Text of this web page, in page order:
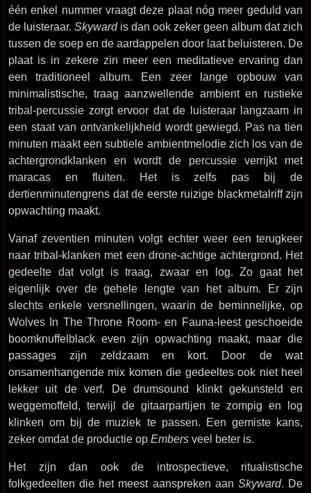
één enkel nummer vraagt deze plaat nóg meer geduld van
de luisteraar. Skywardis dan ook zeker geen album dat zich
tussen de soep en de aardappelen door laat beluisteren. De
plaat is in zekere zin meer een meditatieve ervaring dan
een traditioneel album. Een zeer lange opbouw van
minimalistische, traag aanzwellende ambient en rustieke
tribal-percussie zorgt ervoor dat de luisteraar langzaam in
een staat van ontvankelijkheid wordt gewiegd. Pas na tien
minuten maakt een subtiele ambientmelodie zich los van de
achtergrondklanken en wordt de percussie verrijkt met
maracas en fluiten. Het is zelfs pas bij de
dertienminutengrens dat de eerste ruizige blackmetalriff zijn
opwachting maakt.
Vanaf zeventien minuten volgt echter weer een terugkeer
naar tribal-klanken met een drone-achtige achtergrond. Het
gedeelte dat volgt is traag, zwaar en log. Zo gaat het
eigenlijk over de gehele lengte van het album. Er zijn
slechts enkele versnellingen, waarin de beminnelijke, op
Wolves In The Throne Room- en Fauna-leest geschoeide
boomknuffelblack even zijn opwachting maakt, maar die
passages zijn zeldzaam en kort. Door de wat
onsamenhangende mix komen die gedeeltes ook niet heel
lekker uit de verf. De drumsound klinkt gekunsteld en
weggemoffeld, terwijl de gitaarpartijen te zompig en log
klinken om bij de muziek te passen. Een gemiste kans,
zeker omdat de productie op Embers veel beter is.
Het zijn dan ook de introspectieve, ritualistische
folkgedeelten die het meest aanspreken aan Skyward. De